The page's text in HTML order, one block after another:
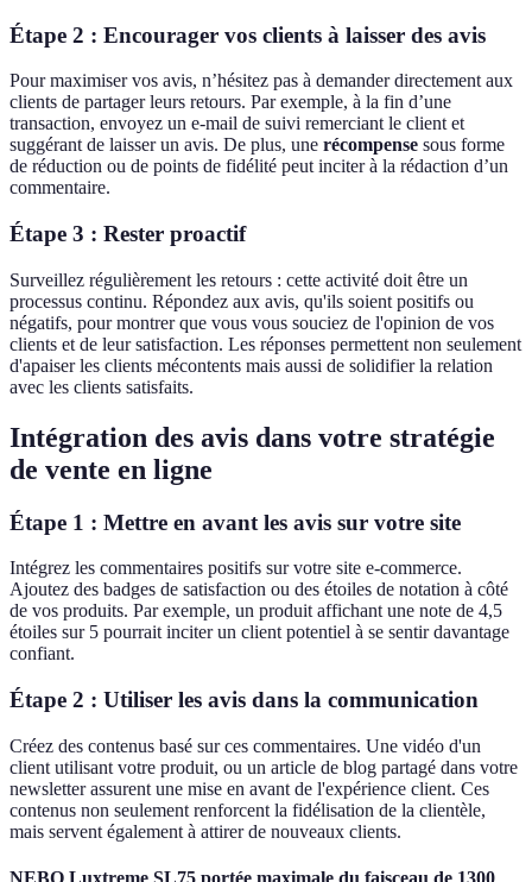
Étape 2 : Encourager vos clients à laisser des avis
Pour maximiser vos avis, n’hésitez pas à demander directement aux
clients de partager leurs retours. Par exemple, à la fin d’une
transaction, envoyez un e-mail de suivi remerciant le client et
suggérant de laisser un avis. De plus, une récompense sous forme
de réduction ou de points de fidélité peut inciter à la rédaction d’un
commentaire.
Étape 3 : Rester proactif
Surveillez régulièrement les retours : cette activité doit être un
processus continu. Répondez aux avis, qu'ils soient positifs ou
négatifs, pour montrer que vous vous souciez de l'opinion de vos
clients et de leur satisfaction. Les réponses permettent non seulement
d'apaiser les clients mécontents mais aussi de solidifier la relation
avec les clients satisfaits.
Intégration des avis dans votre stratégie
de vente en ligne
Étape 1 : Mettre en avant les avis sur votre site
Intégrez les commentaires positifs sur votre site e-commerce.
Ajoutez des badges de satisfaction ou des étoiles de notation à côté
de vos produits. Par exemple, un produit affichant une note de 4,5
étoiles sur 5 pourrait inciter un client potentiel à se sentir davantage
confiant.
Étape 2 : Utiliser les avis dans la communication
Créez des contenus basé sur ces commentaires. Une vidéo d'un
client utilisant votre produit, ou un article de blog partagé dans votre
newsletter assurent une mise en avant de l'expérience client. Ces
contenus non seulement renforcent la fidélisation de la clientèle,
mais servent également à attirer de nouveaux clients.
NEBO Luxtreme SL75 portée maximale du faisceau de 1300